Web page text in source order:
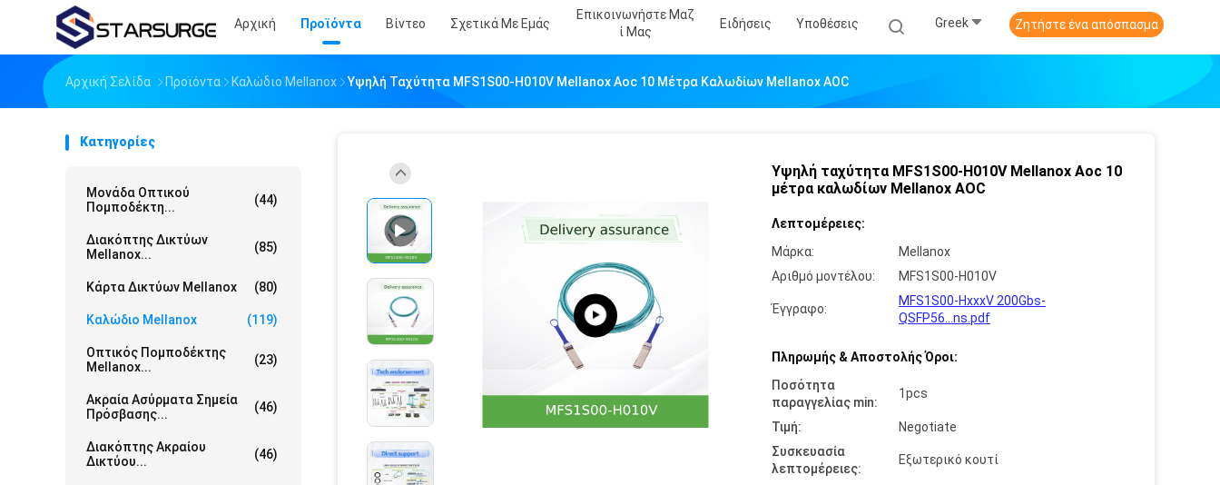
Αρχική Προϊόντα Βίντεο Σχετικά Με Εμάς
Επικοινωνήστε Μαζ
Ί Μας
Ειδήσεις Υποθέσεις Greek Ζητήστε ένα απόσπασμα
Αρχική Σελίδα Προϊόντα Καλώδιο Mellanox Υψηλή Ταχύτητα MFS1S00-H010V Mellanox Aoc 10 Μέτρα Καλωδίων Mellanox AOC
Κατηγορίες
Μονάδα Οπτικού
Πομποδέκτη...
(44)
Διακόπτης Δικτύων
Mellanox...
(85)
Κάρτα Δικτύων Mellanox (80)
Καλώδιο Mellanox (119)
Οπτικός Πομποδέκτης
Mellanox...
(23)
Ακραία Ασύρματα Σημεία
Πρόσβασης...
(46)
Διακόπτης Ακραίου
Δικτύου...
(46)
Υψηλή ταχύτητα MFS1S00-H010V Mellanox Aoc 10
μέτρα καλωδίων Mellanox AOC
Λεπτομέρειες:
Μάρκα:
Mellanox
Αριθμό μοντέλου:
MFS1S00-H010V
Έγγραφο:
MFS1S00-HxxxV 200Gbs-
QSFP56...ns.pdf
Πληρωμής & Αποστολής Όροι:
Ποσότητα
παραγγελίας min:
1pcs
Τιμή:
Negotiate
Συσκευασία
λεπτομέρειες:
Εξωτερικό κουτί